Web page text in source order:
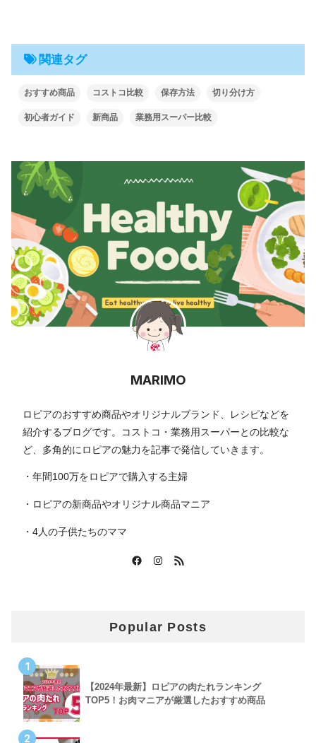
関連タグ
おすすめ商品 コストコ比較 保存方法 切り分け方
初心者ガイド 新商品 業務用スーパー比較
MARIMO
ロピアのおすすめ商品やオリジナルブランド、レシピなどを
紹介するブログです。コストコ・業務用スーパーとの比較な
ど、多角的にロピアの魅力を記事で発信していきます。
・年間100万をロピアで購入する主婦
・ロピアの新商品やオリジナル商品マニア
・4人の子供たちのママ
Popular Posts
1
【2024年最新】ロピアの肉たれランキング
TOP5！お肉マニアが厳選したおすすめ商品
2